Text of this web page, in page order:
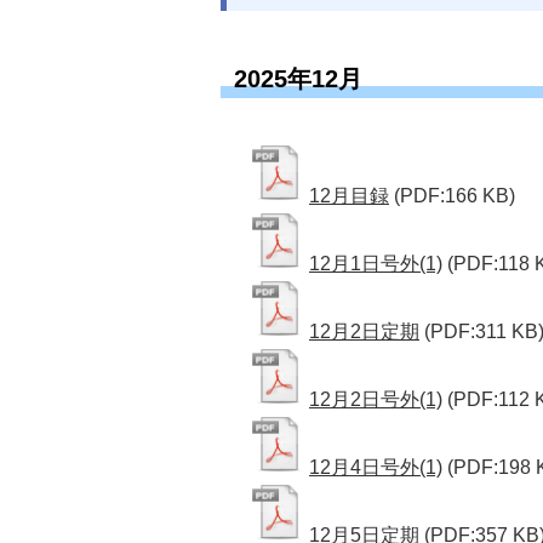
2025年12月
12月目録 (PDF:166 KB)
12月1日号外(1) (PDF:118
12月2日定期 (PDF:311 KB)
12月2日号外(1) (PDF:112
12月4日号外(1) (PDF:198
12月5日定期 (PDF:357